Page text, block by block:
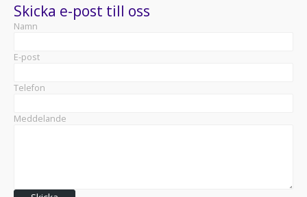
Skicka e-post till oss
Namn
E-post
Telefon
Meddelande